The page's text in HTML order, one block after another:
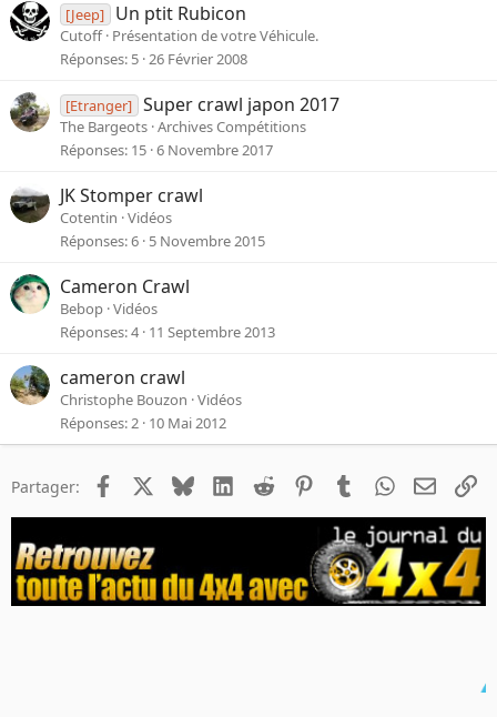
[Jeep] Un ptit Rubicon
Cutoff Présentation de votre Véhicule.
Réponses 5 26 Février 2008
[Etranger] Super crawl japon 2017
The Bargeots Archives Compétitions
Réponses 15 6 Novembre 2017
JK Stomper crawl
Cotentin Vidéos
Réponses 6 5 Novembre 2015
Cameron Crawl
Bebop Vidéos
Réponses 4 11 Septembre 2013
cameron crawl
Christophe Bouzon Vidéos
Réponses 2 10 Mai 2012
Partager: Facebook Bluesky LinkedIn
Reddit PinterestTumblrWhatsApp
Email